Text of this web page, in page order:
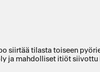
toiseen pyörien avulla.
mahdolliset itiöt